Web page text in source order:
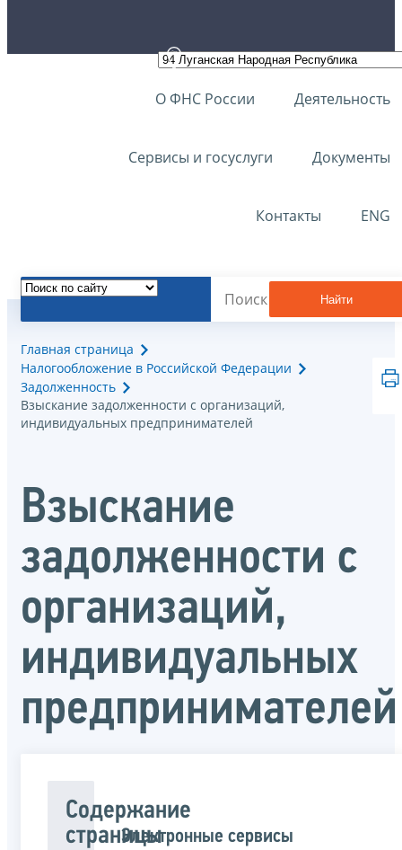
О ФНС России Деятельность
Сервисы и госуслуги Документы
Контакты ENG
Найти
Главная страница
Налогообложение в Российской Федерации
Задолженность
Взыскание задолженности с организаций,
индивидуальных предпринимателей
Взыскание
задолженности с
организаций,
индивидуальных
предпринимателей
Содержание
страницыЭлектронные сервисы